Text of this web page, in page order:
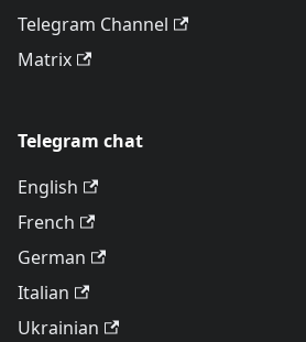
Telegram Channel
Matrix
Telegram chat
English
French
German
Italian
Ukrainian